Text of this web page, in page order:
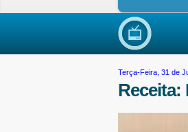
Terça-Feira, 31 de
Receita: